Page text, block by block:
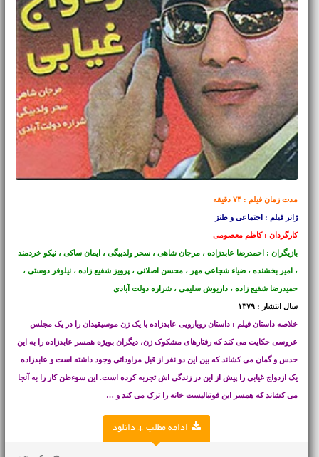
مدت زمان فیلم : ۷۴ دقیقه
ژانر فیلم : اجتماعی و طنز
کارگردان : کاظم معصومی
بازیگران : احمدرضا عابدزاده ، مرجان شاهی ، سحر ولدبیگی ، ایمان ساکی ، نیکو خردمند
، امیر بخشنده ، ضیاء شجاعی مهر ، محسن اصلانی ، پرویز شفیع زاده ، نیلوفر دوستی ،
حمیدرضا شفیع زاده ، داریوش سلیمی ، شراره دولت آبادی
سال انتشار : ۱۳۷۹
خلاصه داستان فیلم : داستان رویارویی عابدزاده با یک زن موسیقیدان را در یک مجلس
عروسی حکایت می کند که رفتارهای مشکوک زن، دیگران بویژه همسر عابدزاده را به این
حدس و گمان می کشاند که بین این دو نفر از قبل مراوداتی وجود داشته است و عابدزاده
یک ازدواج غیابی را پیش از این در زندگی اش تجربه کرده است. این سوءظن کار را به آنجا
می کشاند که همسر این فوتبالیست خانه را ترک می کند و …
ادامه مطلب + دانلود